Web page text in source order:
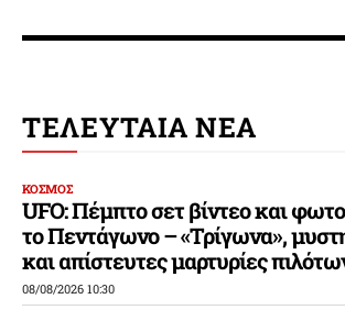
ΤΕΛΕΥΤΑΙΑ ΝΕΑ
ΚΟΣΜΟΣ
UFO: Πέμπτο σετ βίντεο και
το Πεντάγωνο – «Τρίγωνα»,
και απίστευτες μαρτυρίες
08/08/2026 10:30